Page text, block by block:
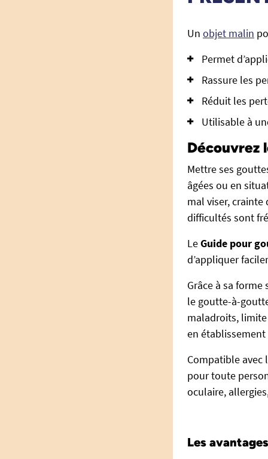
Un objet malin
Permet
Rassure les
Réduit les
Utilisable à
Découvrez
Mettre ses
âgées ou en
mal viser,
difficultés sont
LeGuide pour
d’appliquer
Grâce à sa
le goutte-à-
maladroits, limite
en
Compatible avec
pour toute
oculaire,
Les